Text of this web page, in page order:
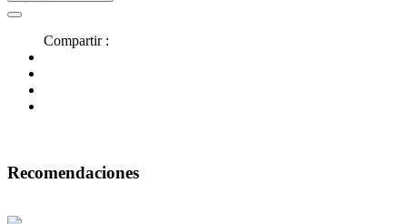
Compartir :
Recomendaciones